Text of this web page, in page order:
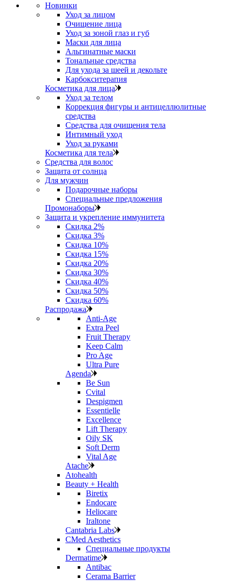
Новинки
Уход за лицом
Очищение лица
Уход за зоной глаз и губ
Маски для лица
Альгинатные маски
Тональные средства
Для ухода за шеей и декольте
Карбокситерапия
Косметика для лица
Уход за телом
Коррекция фигуры и антицеллюлитные
средства
Средства для очищения тела
Интимный уход
Уход за руками
Косметика для тела
Средства для волос
Защита от солнца
Для мужчин
Подарочные наборы
Специальные предложения
Промонаборы
Защита и укрепление иммунитета
Скидка 2%
Скидка 3%
Скидка 10%
Скидка 15%
Скидка 20%
Скидка 30%
Скидка 40%
Скидка 50%
Скидка 60%
Распродажа
Anti‑Age
Extra Peel
Fruit Therapy
Keep Calm
Pro Age
Ultra Pure
Agenda
Be Sun
Cvital
Despigmen
Essentielle
Excellence
Lift Therapy
Oily SK
Soft Derm
Vital Age
Atache
Atohealth
Beauty + Health
Biretix
Endocare
Heliocare
Iraltone
Cantabria Labs
CMed Aesthetics
Специальные продукты
Dermatime
Antibac
Cerama Barrier